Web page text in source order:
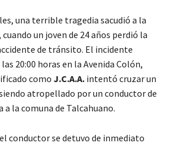
una terrible tragedia sacudió a la
un joven de 24 años perdió la
de tránsito. El incidente
20:00 horas en la Avenida Colón,
como J.C.A.A. intentó cruzar un
atropellado por un conductor de
a la comuna de Talcahuano.
conductor se detuvo de inmediato